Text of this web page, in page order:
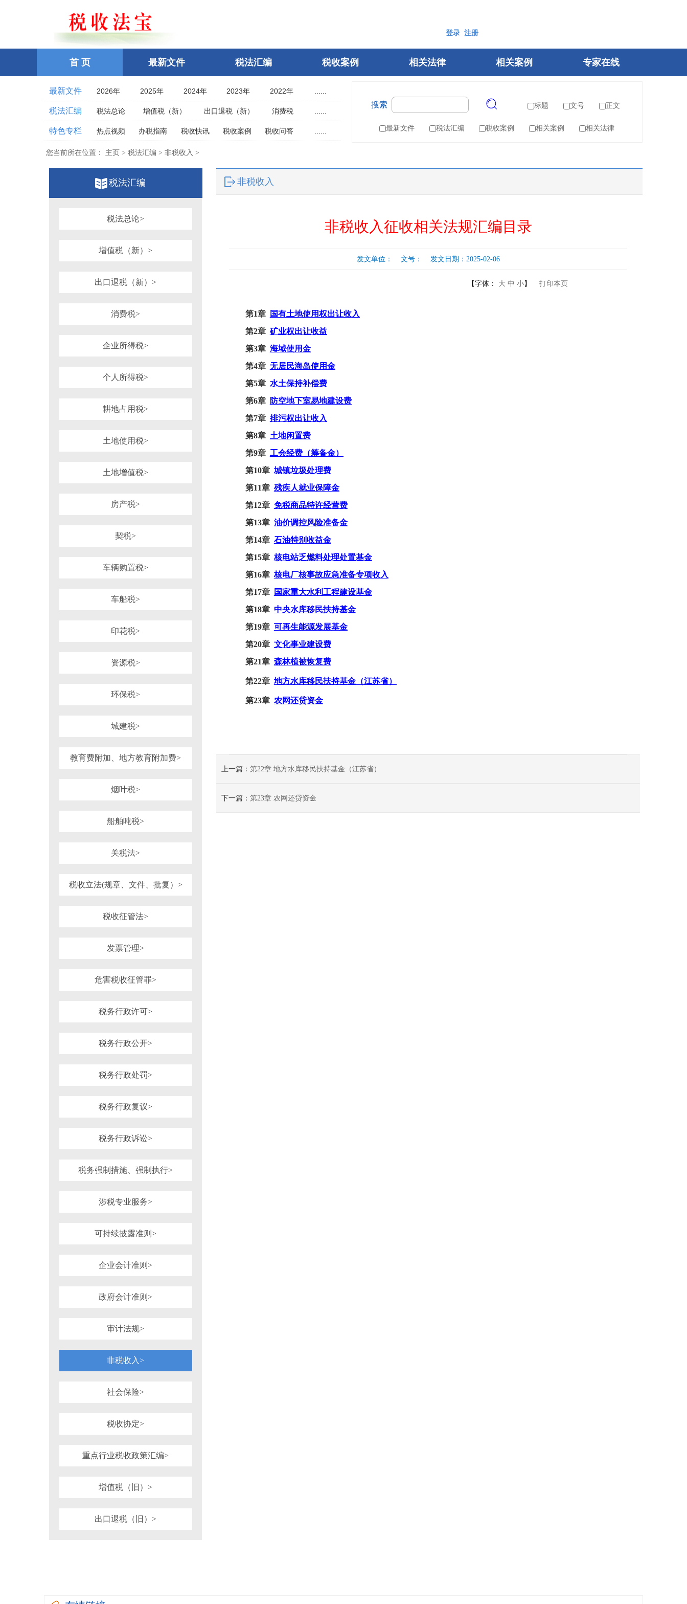
登录 注册
首 页 最新文件 税法汇编 税收案例 相关法律 相关案例 专家在线
最新文件 2026年 2025年 2024年 2023年
2022年
2021年
2020年 2019年 2018年
2017年
2016年
2015年 2014年 2013年
2012年
2011年
2010年 2009年 2008年
2007年
2006年
2005年 2004年
2001年
2000年 1999年 1998年
1997年
1996年
1995年 1993年
1992年
1991年
1990年 1989年
1986年
税法汇编 税法总论 增值税（新） 出口退税（新）
消费税
企业所得税
个人所得税 耕地占用税
土地使用税
土地增值税
房产税 契税 车辆购置税
车船税
印花税
资源税
关税法
税收立法(规章、文件、批复）
税收征管法
税务行政公开
可持续披露准则
重点行业税收政策汇编
特色专栏 热点视频 办税指南 税收快讯 税收案例
税收问答
全国统一规范电子税务局
自然人电子税务局
搜索 标题 文号 正文
最新文件 税法汇编 税收案例 相关案例 相关法律
您当前所在位置： 主页 > 税法汇编 > 非税收入 >
税法汇编
税法总论>
增值税（新）>
出口退税（新）>
消费税>
企业所得税>
个人所得税>
耕地占用税>
土地使用税>
土地增值税>
房产税>
契税>
车辆购置税>
车船税>
印花税>
资源税>
环保税>
城建税>
教育费附加、地方教育附加费>
烟叶税>
船舶吨税>
关税法>
税收立法(规章、文件、批复）>
税收征管法>
发票管理>
危害税收征管罪>
税务行政许可>
税务行政公开>
税务行政处罚>
税务行政复议>
税务行政诉讼>
税务强制措施、强制执行>
涉税专业服务>
可持续披露准则>
企业会计准则>
政府会计准则>
审计法规>
非税收入>
社会保险>
税收协定>
重点行业税收政策汇编>
增值税（旧）>
出口退税（旧）>
非税收入
非税收入征收相关法规汇编目录
发文单位： 文号： 发文日期：2025-02-06
【字体： 大 中 小】 打印本页
第1章
国有土地使用权出让收入
第2章 矿业权出让收益
第3章 海域使用金
第4章 无居民海岛使用金
第5章 水土保持补偿费
第6章
防空地下室易地建设费
第7章 排污权出让收入
第8章 土地闲置费
第9章 工会经费（筹备金）
第10章 城镇垃圾处理费
第11章 残疾人就业保障金
第12章 免税商品特许经营费
第13章 油价调控风险准备金
第14章 石油特别收益金
第15章 核电站乏燃料处理处置基金
第16章 核电厂核事故应急准备专项收入
第17章
国家重大水利工程建设基金
第18章 中央水库移民扶持基金
第19章 可再生能源发展基金
第20章 文化事业建设费
第21章 森林植被恢复费
第22章 地方水库移民扶持基金（江苏省）
第23章 农网还贷资金
上一篇： 第22章 地方水库移民扶持基金（江苏省）
下一篇： 第23章 农网还贷资金